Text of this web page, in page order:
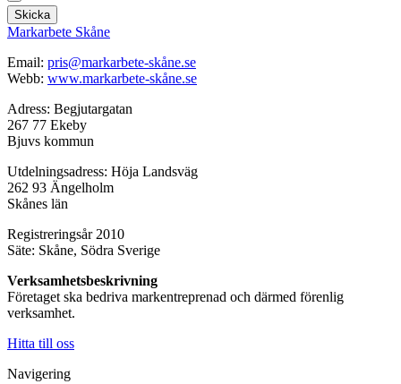
Skicka
Markarbete Skåne
Email: pris@markarbete-skåne.se
Webb: www.markarbete-skåne.se
Adress: Begjutargatan
267 77 Ekeby
Bjuvs kommun
Utdelningsadress: Höja Landsväg
262 93 Ängelholm
Skånes län
Registreringsår 2010
Säte: Skåne, Södra Sverige
Verksamhetsbeskrivning
Företaget ska bedriva markentreprenad och därmed förenlig
verksamhet.
Hitta till oss
Navigering